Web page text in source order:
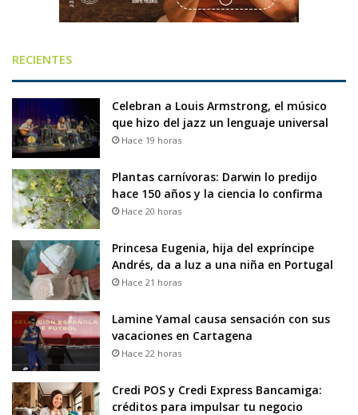
RECIENTES
Celebran a Louis Armstrong, el músico
que hizo del jazz un lenguaje universal
Hace 19 horas
Plantas carnívoras: Darwin lo predijo
hace 150 años y la ciencia lo confirma
Hace 20 horas
Princesa Eugenia, hija del expríncipe
Andrés, da a luz a una niña en Portugal
Hace 21 horas
Lamine Yamal causa sensación con sus
vacaciones en Cartagena
Hace 22 horas
Credi POS y Credi Express Bancamiga:
créditos para impulsar tu negocio